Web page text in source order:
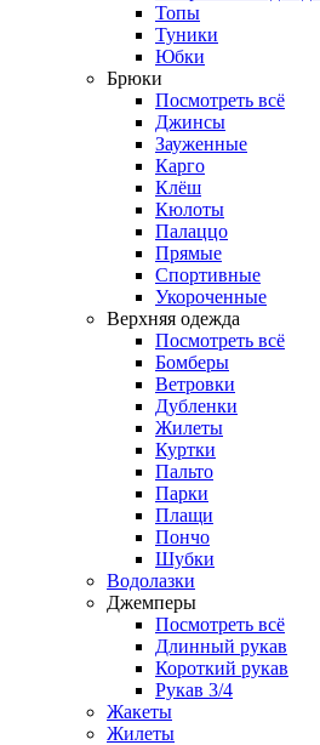
Топы
Туники
Юбки
Брюки
Посмотреть всё
Джинсы
Зауженные
Карго
Клёш
Кюлоты
Палаццо
Прямые
Спортивные
Укороченные
Верхняя одежда
Посмотреть всё
Бомберы
Ветровки
Дубленки
Жилеты
Куртки
Пальто
Парки
Плащи
Пончо
Шубки
Водолазки
Джемперы
Посмотреть всё
Длинный рукав
Короткий рукав
Рукав 3/4
Жакеты
Жилеты